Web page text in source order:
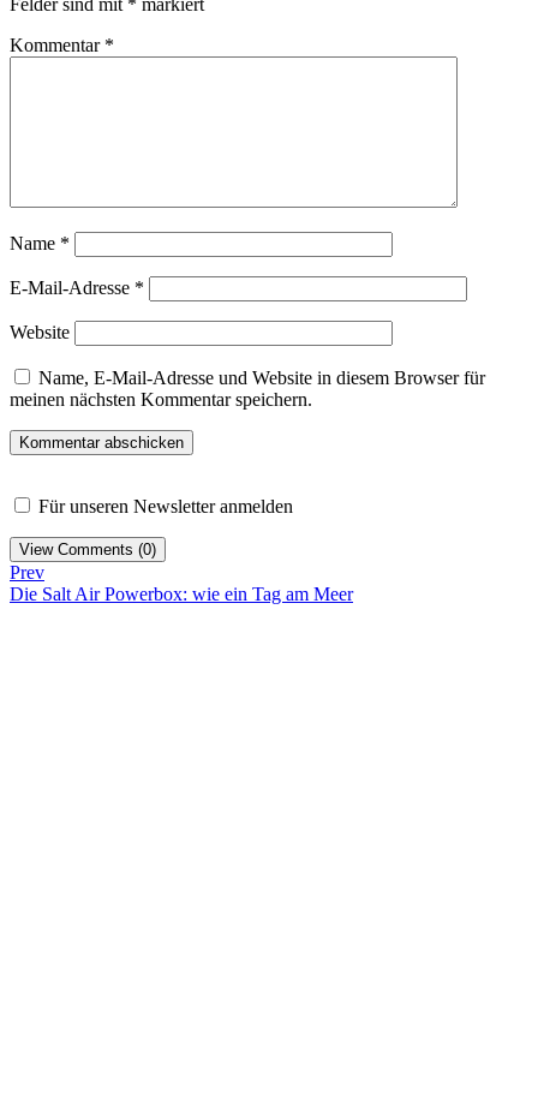
Felder sind mit * markiert
Kommentar *
Name *
E-Mail-Adresse *
Website
Name, E-Mail-Adresse und Website in diesem Browser für
meinen nächsten Kommentar speichern.
Für unseren Newsletter anmelden
View Comments (0)
Prev
Die Salt Air Powerbox: wie ein Tag am Meer